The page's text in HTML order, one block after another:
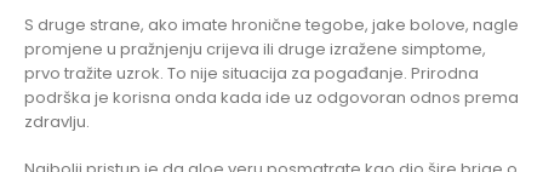
S druge strane, ako imate hronične tegobe, jake bolove, nagle
promjene u pražnjenju crijeva ili druge izražene simptome,
prvo tražite uzrok. To nije situacija za pogađanje. Prirodna
podrška je korisna onda kada ide uz odgovoran odnos prema
zdravlju.